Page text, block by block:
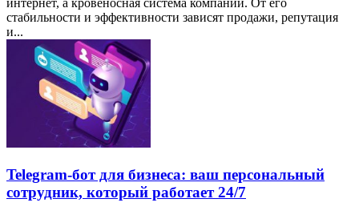
стабильности и эффективности зависят продажи, репутация
и...
Telegram-бот для бизнеса: ваш персональный
сотрудник, который работает 24/7